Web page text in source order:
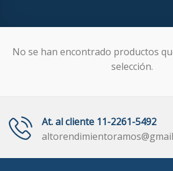
No se han encontrado productos
selección.
At. al cliente 11-2261-5492